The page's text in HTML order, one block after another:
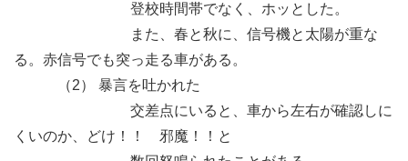
登校時間帯でなく、ホッとした。
また、春と秋に、信号機と太陽が重な
る。赤信号でも突っ走る車がある。
（2） 暴言を吐かれた
交差点にいると、車から左右が確認しに
くいのか、どけ！！ 邪魔！！と